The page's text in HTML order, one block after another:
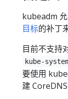
kubeadm
目标的补丁
目前不支持
kube-
要使用
建 CoreDNS